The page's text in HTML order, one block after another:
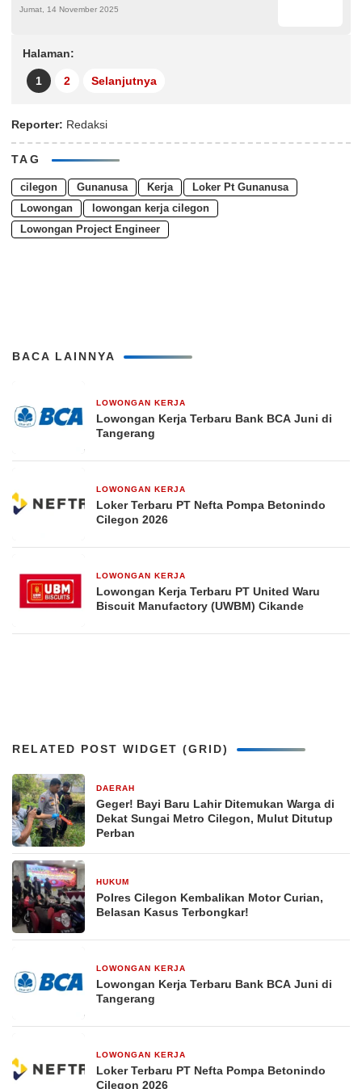
Jumat, 14 November 2025
Halaman:
1 2 Selanjutnya
Reporter: Redaksi
TAG
cilegon Gunanusa Kerja
Loker Pt Gunanusa
Lowongan
lowongan kerja cilegon
Lowongan Project Engineer
BACA LAINNYA
LOWONGAN KERJA
Lowongan Kerja Terbaru Bank BCA Juni di
Tangerang
LOWONGAN KERJA
Loker Terbaru PT Nefta Pompa Betonindo
Cilegon 2026
LOWONGAN KERJA
Lowongan Kerja Terbaru PT United Waru
Biscuit Manufactory (UWBM) Cikande
RELATED POST WIDGET (GRID)
DAERAH
Geger! Bayi Baru Lahir Ditemukan Warga di
Dekat Sungai Metro Cilegon, Mulut Ditutup
Perban
HUKUM
Polres Cilegon Kembalikan Motor Curian,
Belasan Kasus Terbongkar!
LOWONGAN KERJA
Lowongan Kerja Terbaru Bank BCA Juni di
Tangerang
LOWONGAN KERJA
Loker Terbaru PT Nefta Pompa Betonindo
Cilegon 2026